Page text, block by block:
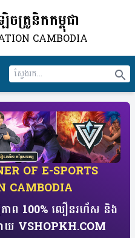
ត្រូនិកកម្ពុជា
CAMBODIA
search
OF E-SPORTS
CAMBODIA
ាព 100% លឿនរហ័ស​ និង
យ​ VSHOPKH.COM